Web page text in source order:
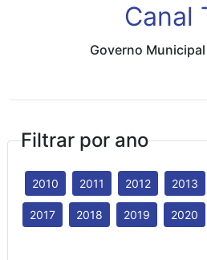
Canal
Governo
Filtrar por ano
2010 2011 2012 2013
2017 2018 2019 2020